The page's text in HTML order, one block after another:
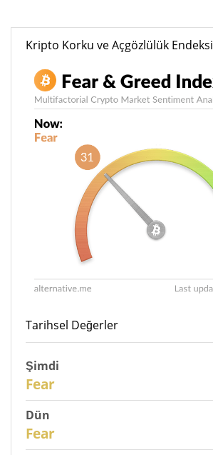
Kripto Korku ve Açgözlülük Endeksi
Tarihsel Değerler
Şimdi
Fear
Dün
Fear